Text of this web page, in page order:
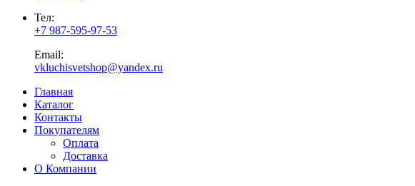
Тел:
+7 987-595-97-53
Email:
vkluchisvetshop@yandex.ru
Главная
Каталог
Контакты
Покупателям
Оплата
Доставка
О Компании